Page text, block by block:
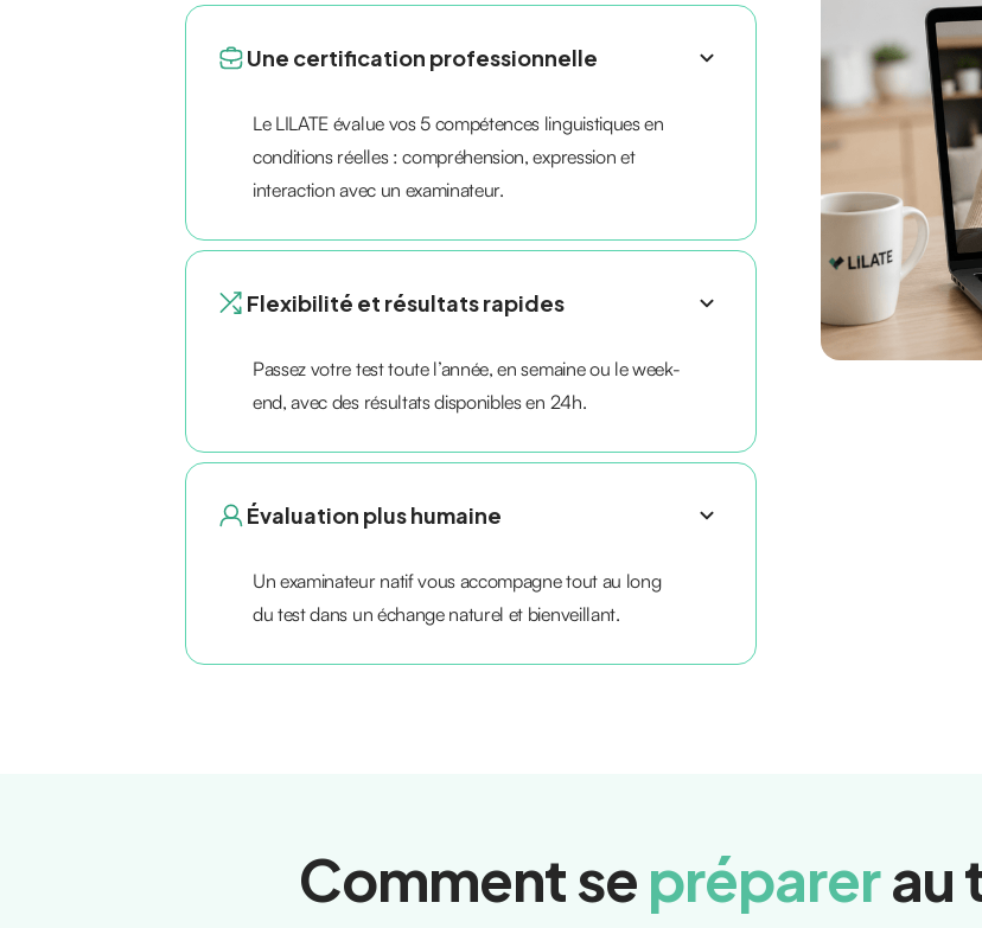
Une certification professionnelle
Le LILATE évalue vos 5 compétences linguistiques en
conditions réelles : compréhension, expression et
interaction avec un examinateur.
Flexibilité et résultats rapides
Passez votre test toute l’année, en semaine ou le week-
end, avec des résultats disponibles en 24h.
Évaluation plus humaine
Un examinateur natif vous accompagne tout au long
du test dans un échange naturel et bienveillant.
Comment sepréparerau